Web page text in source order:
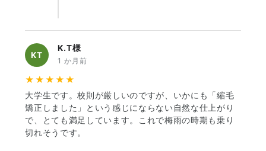
KT
K.T様
1 か月前
★★★★★
大学生です。校則が厳しいのですが、いかにも「縮毛
矯正しました」という感じにならない自然な仕上がり
で、とても満足しています。これで梅雨の時期も乗り
切れそうです。